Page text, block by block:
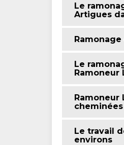
Le
Artigues
Le
Ramoneur
Ramoneur
Le travail
environs